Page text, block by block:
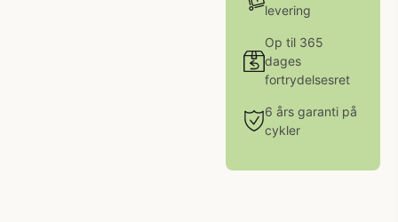
levering
Op til 365
dages
fortrydelsesret
6 års garanti på
cykler